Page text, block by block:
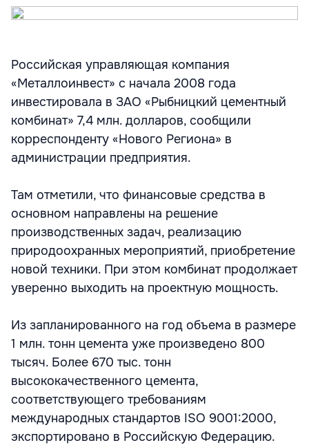
Российская управляющая компания
«Металлоинвест» с начала 2008 года
инвестировала в ЗАО «Рыбницкий цементный
комбинат» 7,4 млн. долларов, сообщили
корреспонденту «Нового Региона» в
администрации предприятия.
Там отметили, что финансовые средства в
основном направлены на решение
производственных задач, реализацию
природоохранных мероприятий, приобретение
новой техники. При этом комбинат продолжает
уверенно выходить на проектную мощность.
Из запланированного на год объема в размере
1 млн. тонн цемента уже произведено 800
тысяч. Более 670 тыс. тонн
высококачественного цемента,
соответствующего требованиям
международных стандартов ISO 9001:2000,
экспортировано в Российскую Федерацию.